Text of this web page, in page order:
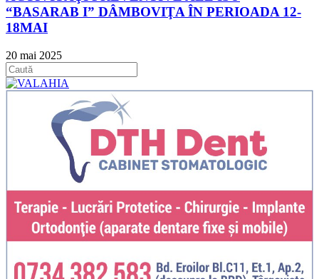
“BASARAB I” DÂMBOVIŢA ÎN PERIOADA 12-
18MAI
20 mai 2025